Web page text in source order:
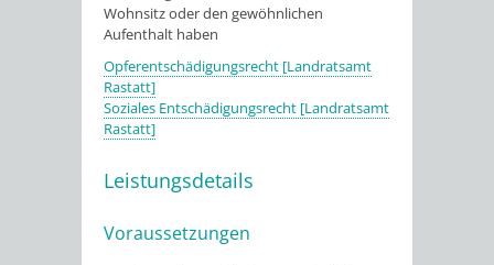
Wohnsitz oder den gewöhnlichen
Aufenthalt haben
Opferentschädigungsrecht [Landratsamt
Rastatt]
Soziales Entschädigungsrecht [Landratsamt
Rastatt]
Leistungsdetails
Voraussetzungen